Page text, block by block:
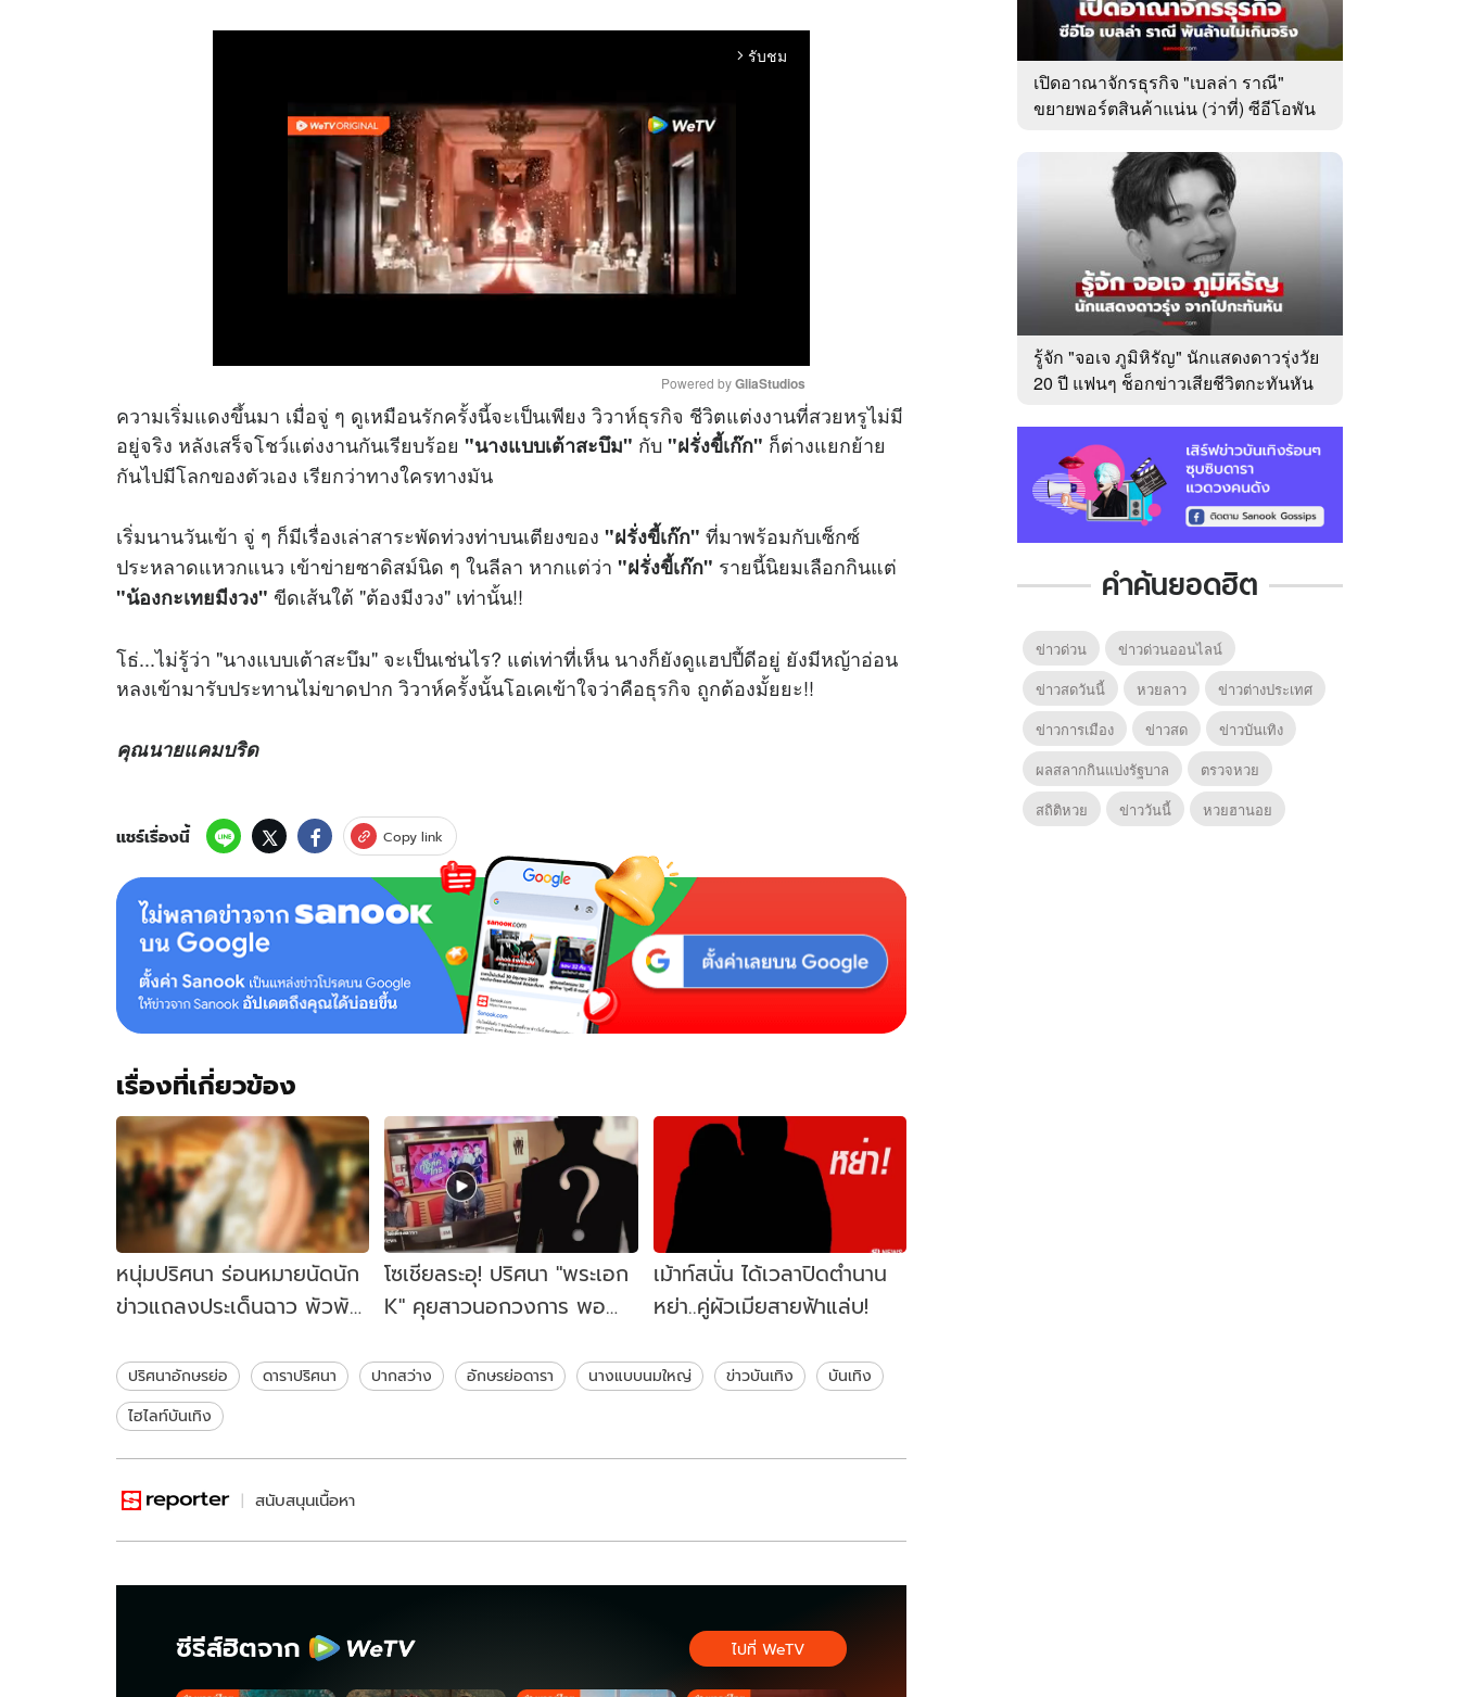
arrow_forward_ios รับชม
M
e
Powered by GliaStudios
ความเริ่มแดงขึ้นมา เมื่อจู่ ๆ ดูเหมือนรักครั้งนี้จะเป็นเพียง วิวาห์ธุรกิจ ชีวิตแต่งงานที่สวยหรูไม่มี
อยู่จริง หลังเสร็จโชว์แต่งงานกันเรียบร้อย "นางแบบเต้าสะบึม" กับ "ฝรั่งขี้เก๊ก" ก็ต่างแยกย้าย
กันไปมีโลกของตัวเอง เรียกว่าทางใครทางมัน
เริ่มนานวันเข้า จู่ ๆ ก็มีเรื่องเล่าสาระพัดท่วงท่าบนเตียงของ "ฝรั่งขี้เก๊ก" ที่มาพร้อมกับเซ็กซ์
ประหลาดแหวกแนว เข้าข่ายซาดิสม์นิด ๆ ในลีลา หากแต่ว่า "ฝรั่งขี้เก๊ก" รายนี้นิยมเลือกกินแต่
"น้องกะเทยมีงวง" ขีดเส้นใต้ "ต้องมีงวง" เท่านั้น!!
โธ่...ไม่รู้ว่า "นางแบบเต้าสะบึม" จะเป็นเช่นไร? แต่เท่าที่เห็น นางก็ยังดูแฮปปี้ดีอยู่ ยังมีหญ้าอ่อน
หลงเข้ามารับประทานไม่ขาดปาก วิวาห์ครั้งนั้นโอเคเข้าใจว่าคือธุรกิจ ถูกต้องมั้ยยะ!!
คุณนายแคมบริด
แชร์เรื่องนี้ Copy link
เรื่องที่เกี่ยวข้อง
หนุ่มปริศนา ร่อนหมายนัดนัก
ข่าวแถลงประเด็นฉาว พัวพัน
โซเชียลระอุ! ปริศนา "พระเอก
K" คุยสาวนอกวงการ พอ
เม้าท์สนั่น ได้เวลาปิดตำนาน
หย่า..คู่ผัวเมียสายฟ้าแล่บ!
ปริศนาอักษรย่อ ดาราปริศนา ปากสว่าง อักษรย่อดารา นางแบบนมใหญ่ ข่าวบันเทิง
บันเทิง
ไฮไลท์บันเทิง
สนับสนุนเนื้อหา
ซีรีส์ฮิตจาก ไปที่ WeTV
เปิดอาณาจักรธุรกิจ "เบลล่า ราณี"
ขยายพอร์ตสินค้าแน่น (ว่าที่) ซีอีโอพัน
รู้จัก "จอเจ ภูมิหิรัญ" นักแสดงดาวรุ่งวัย
20 ปี แฟนๆ ช็อกข่าวเสียชีวิตกะทันหัน
คำค้นยอดฮิต
ข่าวด่วน
ข่าวด่วนออนไลน์
ข่าวสดวันนี้
หวยลาว
ข่าวต่างประเทศ
ข่าวการเมือง
ข่าวสด
ข่าวบันเทิง
ผลสลากกินแบ่งรัฐบาล
ตรวจหวย
สถิติหวย
ข่าววันนี้ หวยฮานอย